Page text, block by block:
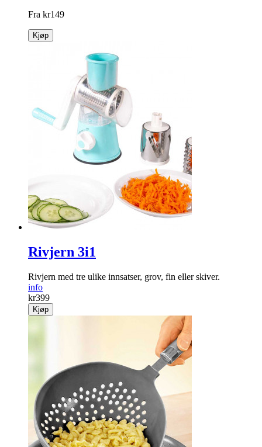
Fra kr149
Kjøp
Rivjern 3i1
Rivjern med tre ulike innsatser, grov, fin eller skiver.
info
kr399
Kjøp